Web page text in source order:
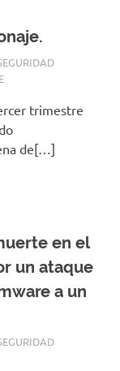
trimestre
de[…]
en el
un ataque
a un